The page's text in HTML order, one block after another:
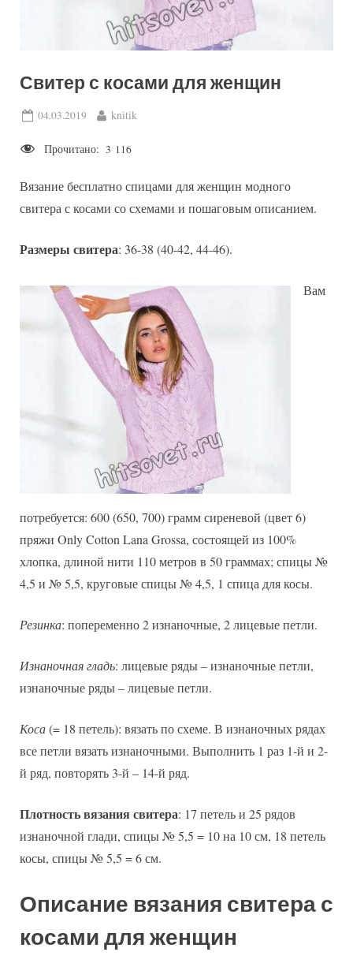
Свитер с косами для женщин
Posted
04.03.2019 By
knitik
Прочитано: 3 116
Вязание бесплатно спицами для женщин модного
свитера с косами со схемами и пошаговым описанием.
Размеры свитера: 36-38 (40-42, 44-46).
Вам
потребуется: 600 (650, 700) грамм сиреневой (цвет 6)
пряжи Only Cotton Lana Grossa, состоящей из 100%
хлопка, длиной нити 110 метров в 50 граммах; спицы №
4,5 и № 5,5, круговые спицы № 4,5, 1 спица для косы.
Резинка: попеременно 2 изнаночные, 2 лицевые петли.
Изнаночная гладь: лицевые ряды – изнаночные петли,
изнаночные ряды – лицевые петли.
Коса(= 18 петель): вязать по схеме. В изнаночных рядах
все петли вязать изнаночными. Выполнить 1 раз 1-й и 2-
й ряд, повторять 3-й – 14-й ряд.
Плотность вязания свитера: 17 петель и 25 рядов
изнаночной глади, спицы № 5,5 = 10 на 10 см, 18 петель
косы, спицы № 5,5 = 6 см.
Описание вязания свитера с
косами для женщин